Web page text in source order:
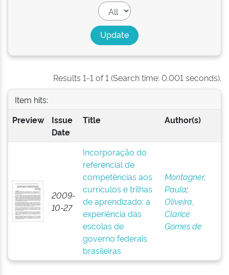
Results 1-1 of 1 (Search time: 0.001 seconds).
Item hits:
Preview
Issue
Date
Title Author(s)
2009-
10-27
Incorporação do
referencial de
competências aos
currículos e trilhas
de aprendizado: a
experiência das
escolas de
governo federais
brasileiras
Montagner,
Paula;
Oliveira,
Clarice
Gomes de